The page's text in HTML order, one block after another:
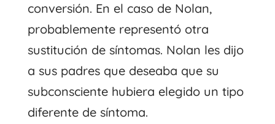
conversión. En el caso de Nolan,
probablemente representó otra
sustitución de síntomas. Nolan les dijo
a sus padres que deseaba que su
subconsciente hubiera elegido un tipo
diferente de síntoma.